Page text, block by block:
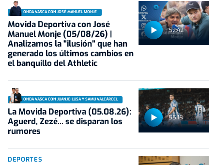
52:42
ONDA VASCA CON JOSÉ MANUEL MONJE
Movida Deportiva con José
Manuel Monje (05/08/26) |
Analizamos la "ilusión" que han
generado los últimos cambios en
el banquillo del Athletic
55:18
ONDA VASCA CON JUANJO LUSA Y SAMU VALCÁRCEL
La Movida Deportiva (05.08.26):
Aguerd, Zezé... se disparan los
rumores
DEPORTES